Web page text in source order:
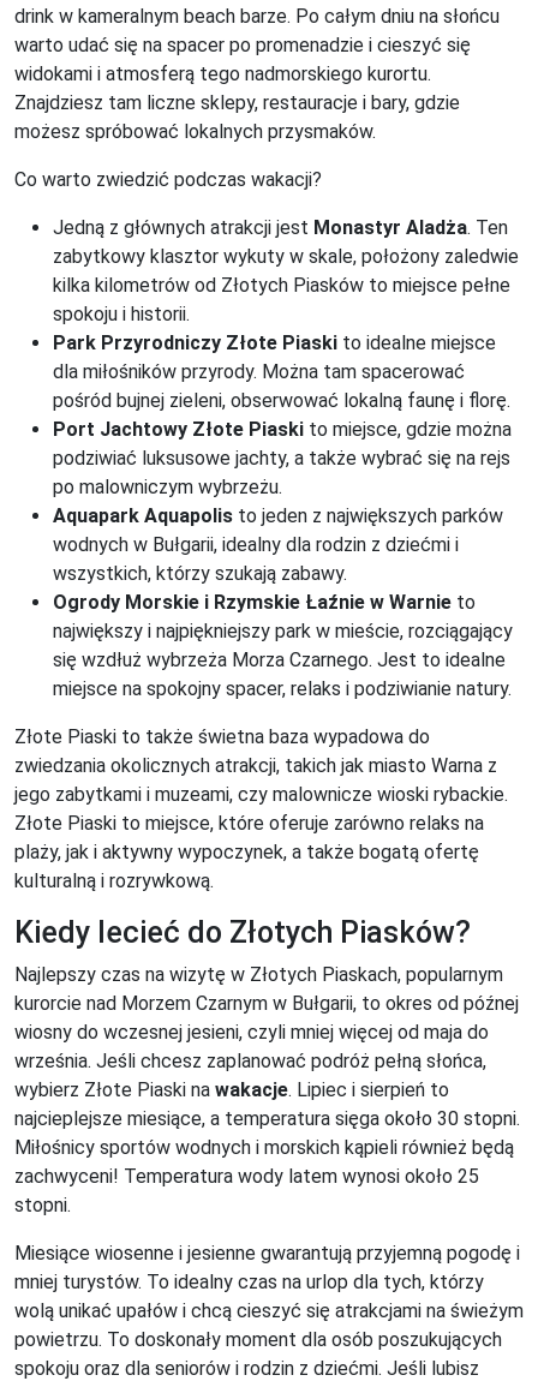
drink w kameralnym beach barze. Po całym dniu na słońcu
warto udać się na spacer po promenadzie i cieszyć się
widokami i atmosferą tego nadmorskiego kurortu.
Znajdziesz tam liczne sklepy, restauracje i bary, gdzie
możesz spróbować lokalnych przysmaków.
Co warto zwiedzić podczas wakacji?
Jedną z głównych atrakcji jest Monastyr Aladża. Ten
zabytkowy klasztor wykuty w skale, położony zaledwie
kilka kilometrów od Złotych Piasków to miejsce pełne
spokoju i historii.
Park Przyrodniczy Złote Piaski to idealne miejsce
dla miłośników przyrody. Można tam spacerować
pośród bujnej zieleni, obserwować lokalną faunę i florę.
Port Jachtowy Złote Piaski to miejsce, gdzie można
podziwiać luksusowe jachty, a także wybrać się na rejs
po malowniczym wybrzeżu.
Aquapark Aquapolis to jeden z największych parków
wodnych w Bułgarii, idealny dla rodzin z dziećmi i
wszystkich, którzy szukają zabawy.
Ogrody Morskie i Rzymskie Łaźnie w Warnie to
największy i najpiękniejszy park w mieście, rozciągający
się wzdłuż wybrzeża Morza Czarnego. Jest to idealne
miejsce na spokojny spacer, relaks i podziwianie natury.
Złote Piaski to także świetna baza wypadowa do
zwiedzania okolicznych atrakcji, takich jak miasto Warna z
jego zabytkami i muzeami, czy malownicze wioski rybackie.
Złote Piaski to miejsce, które oferuje zarówno relaks na
plaży, jak i aktywny wypoczynek, a także bogatą ofertę
kulturalną i rozrywkową.
Kiedy lecieć do Złotych Piasków?
Najlepszy czas na wizytę w Złotych Piaskach, popularnym
kurorcie nad Morzem Czarnym w Bułgarii, to okres od późnej
wiosny do wczesnej jesieni, czyli mniej więcej od maja do
września. Jeśli chcesz zaplanować podróż pełną słońca,
wybierz Złote Piaski na wakacje. Lipiec i sierpień to
najcieplejsze miesiące, a temperatura sięga około 30 stopni.
Miłośnicy sportów wodnych i morskich kąpieli również będą
zachwyceni! Temperatura wody latem wynosi około 25
stopni.
Miesiące wiosenne i jesienne gwarantują przyjemną pogodę i
mniej turystów. To idealny czas na urlop dla tych, którzy
wolą unikać upałów i chcą cieszyć się atrakcjami na świeżym
powietrzu. To doskonały moment dla osób poszukujących
spokoju oraz dla seniorów i rodzin z dziećmi. Jeśli lubisz